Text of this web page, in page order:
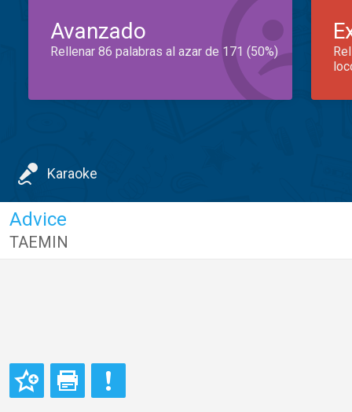
Avanzado
Rellenar 86 palabras al azar de 171 (50%)
Karaoke
Advice
TAEMIN